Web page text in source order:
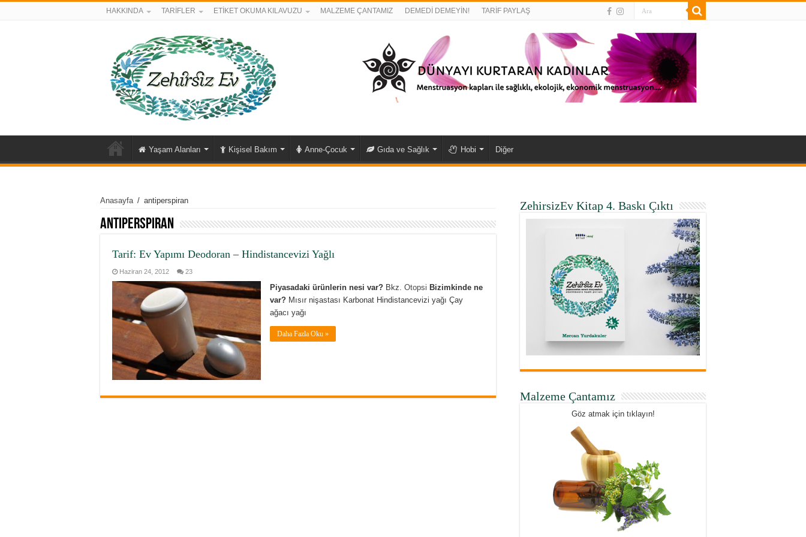
HAKKINDA TARİFLER ETİKET OKUMA KILAVUZU MALZEME ÇANTAMIZ DEMEDİ DEMEYİN! TARİF PAYLAŞ
Yaşam Alanları Kişisel Bakım Anne-Çocuk Gıda ve Sağlık Hobi Diğer
Anasayfa / antiperspiran
antiperspiran
Tarif: Ev Yapımı Deodoran – Hindistancevizi Yağlı
Haziran 24, 2012 23
Piyasadaki ürünlerin nesi var? Bkz. Otopsi Bizimkinde ne
var? Mısır nişastası Karbonat Hindistancevizi yağı Çay
ağacı yağı
Daha Fazla Oku »
ZehirsizEv Kitap 4. Baskı Çıktı
Malzeme Çantamız
Göz atmak için tıklayın!